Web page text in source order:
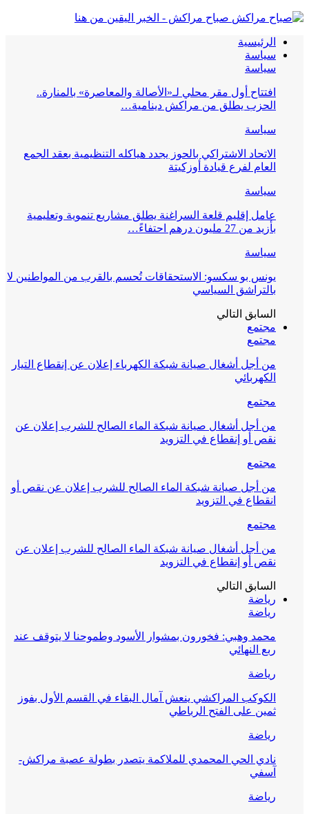
صباح مراكش - الخبر اليقين من هنا
الرئيسية
سياسة
سياسة
افتتاح أول مقر محلي لـ«الأصالة والمعاصرة» بالمنارة..
الحزب يطلق من مراكش دينامية…
سياسة
الاتحاد الاشتراكي بالحوز يجدد هياكله التنظيمية بعقد الجمع
العام لفرع قيادة أوزكيتة
سياسة
عامل إقليم قلعة السراغنة يطلق مشاريع تنموية وتعليمية
بأزيد من 27 مليون درهم احتفاءً…
سياسة
يونس بو سكسو: الاستحقاقات تُحسم بالقرب من المواطنين لا
بالتراشق السياسي
السابق التالي
مجتمع
مجتمع
من أجل أشغال صيانة شبكة الكهرباء إعلان عن إنقطاع التيار
الكهربائي
مجتمع
من أجل أشغال صيانة شبكة الماء الصالح للشرب إعلان عن
نقص أو إنقطاع في التزويد
مجتمع
من أجل صيانة شبكة الماء الصالح للشرب إعلان عن نقص أو
انقطاع في التزويد
مجتمع
من أجل أشغال صيانة شبكة الماء الصالح للشرب إعلان عن
نقص أو إنقطاع في التزويد
السابق التالي
رياضة
رياضة
محمد وهبي: فخورون بمشوار الأسود وطموحنا لا يتوقف عند
ربع النهائي
رياضة
الكوكب المراكشي ينعش آمال البقاء في القسم الأول بفوز
ثمين على الفتح الرباطي
رياضة
نادي الحي المحمدي للملاكمة يتصدر بطولة عصبة مراكش-
آسفي
رياضة